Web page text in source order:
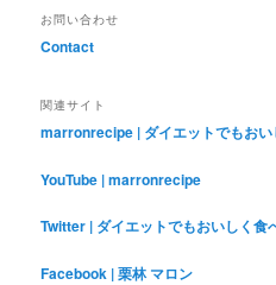
お問い合わせ
Contact
関連サイト
marronrecipe | ダイエットでもおい
YouTube | marronrecipe
Twitter | ダイエットでもおいしく食
Facebook | 栗林 マロン